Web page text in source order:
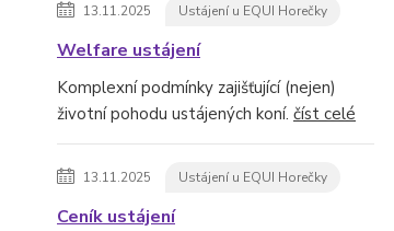
13.11.2025 Ustájení u EQUI Horečky
Welfare ustájení
Komplexní podmínky zajišťující (nejen)
životní pohodu ustájených koní. číst celé
13.11.2025 Ustájení u EQUI Horečky
Ceník ustájení